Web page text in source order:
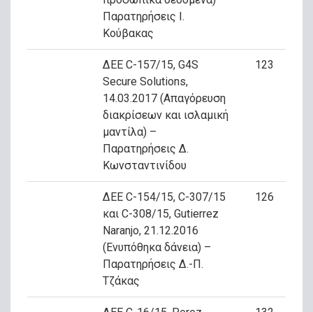
Παρατηρήσεις Ι.
Κούβακας
ΔΕΕ C-157/15, G4S
Secure Solutions,
14.03.2017 (Απαγόρευση
διακρίσεων και ισλαμική
μαντίλα) –
Παρατηρήσεις Δ.
Κωνσταντινίδου
123
ΔΕΕ C-154/15, C-307/15
και C-308/15, Gutierrez
Naranjo, 21.12.2016
(Ενυπόθηκα δάνεια) –
Παρατηρήσεις Δ.-Π.
Τζάκας
126